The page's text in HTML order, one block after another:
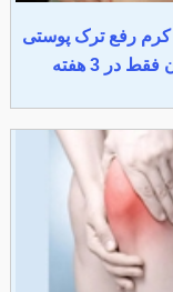
کرم رفع ترک پوستی
در 3 هفته